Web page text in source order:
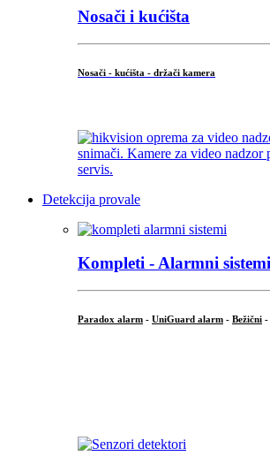
Nosači i kućišta
Nosači - kućišta - držači kamera
Detekcija provale
Kompleti - Alarmni sistemi
Paradox alarm - UniGuard alarm - Bežični -